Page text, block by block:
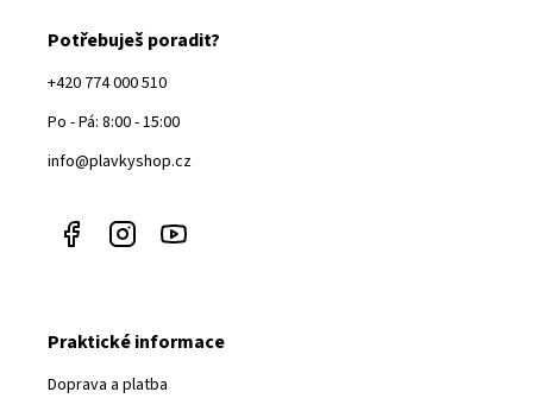
Potřebuješ poradit?
+420 774 000 510
Po - Pá: 8:00 - 15:00
info@plavkyshop.cz
Praktické informace
Doprava a platba